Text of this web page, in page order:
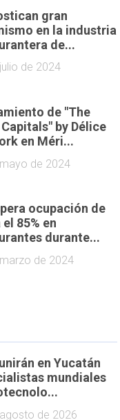
gran
en la industria
de...
de 2024
de "The
by Délice
en Méri...
de 2024
ocupación de
el 85% en
durante...
de 2024
en Yucatán
mundiales
de 2026